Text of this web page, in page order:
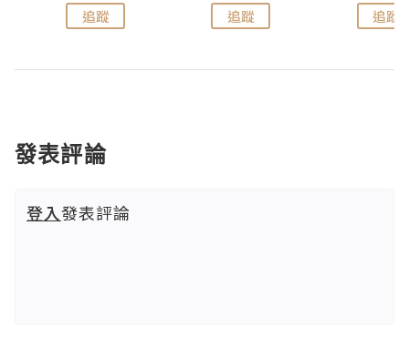
追蹤 追蹤 追蹤
發表評論
登入發表評論